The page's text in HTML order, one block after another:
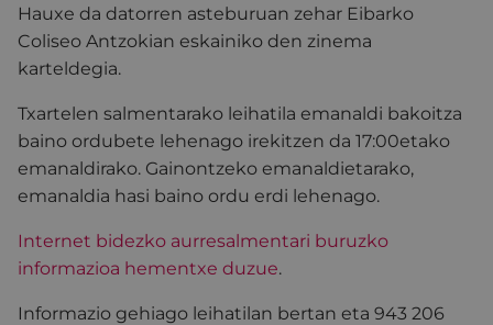
Hauxe da datorren asteburuan zehar Eibarko
Coliseo Antzokian eskainiko den zinema
karteldegia.
Txartelen salmentarako leihatila emanaldi bakoitza
baino ordubete lehenago irekitzen da 17:00etako
emanaldirako. Gainontzeko emanaldietarako,
emanaldia hasi baino ordu erdi lehenago.
Internet bidezko aurresalmentari buruzko
informazioa hementxe duzue.
Informazio gehiago leihatilan bertan eta 943 206